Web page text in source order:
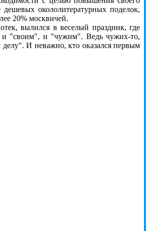
окололитературных поделок,
20% москвичей.
вылился в веселый праздник, где
и "своим", и "чужим". Ведь чужих-то,
И неважно, кто оказался первым